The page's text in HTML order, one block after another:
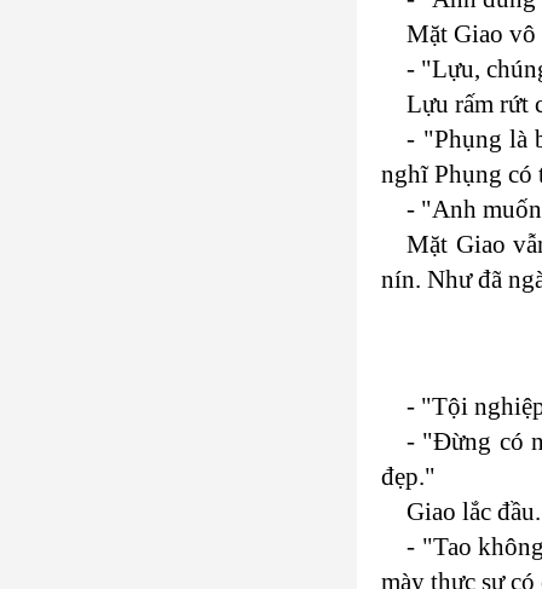
Mặt Giao vô
- "Lựu,
Lựu rấm rứt
- "Phụng là
nghĩ Phụng có
- "Anh
Mặt Giao
nín. Như đã
- "Tội
- "Ðừng có
đẹp."
Giao lắc đầu.
- "Tao
mày thực sự